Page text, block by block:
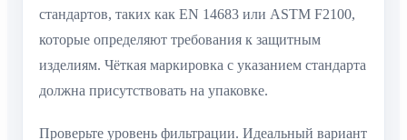
стандартов, таких как EN 14683 или ASTM F2100,
которые определяют требования к защитным
изделиям. Чёткая маркировка с указанием стандарта
должна присутствовать на упаковке.
Проверьте уровень фильтрации. Идеальный вариант